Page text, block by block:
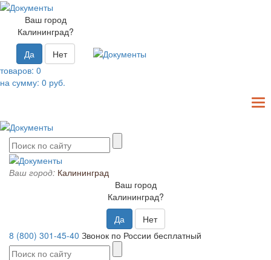
Ваш город
Калининград?
Да
Нет
товаров: 0
на сумму: 0 руб.
Ваш город: Калининград
Ваш город
Калининград?
Да
Нет
8 (800) 301-45-40 Звонок по России бесплатный